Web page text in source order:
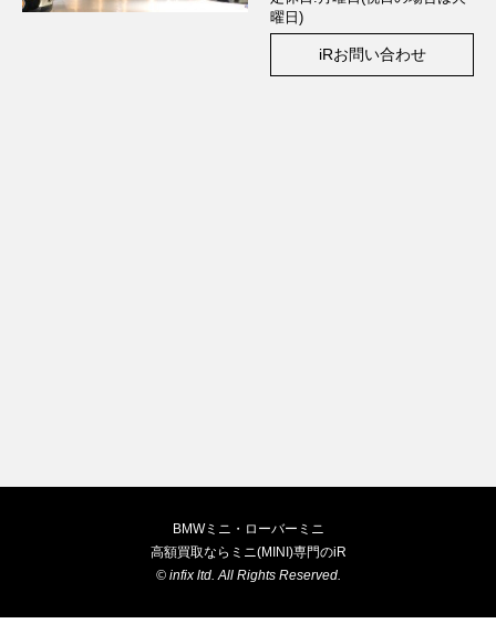
曜日)
iRお問い合わせ
BMWミニ・ローバーミニ
高額買取ならミニ(MINI)専門のiR
© infix ltd. All Rights Reserved.